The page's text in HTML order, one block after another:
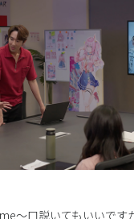
～口説いてもいいです